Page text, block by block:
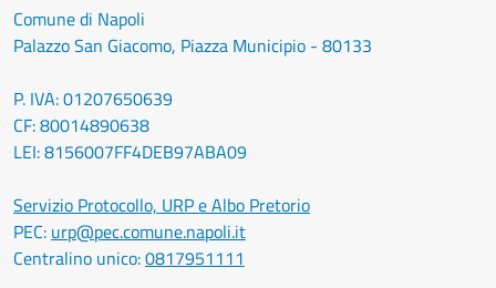
Comune di Napoli
Palazzo San Giacomo, Piazza Municipio - 80133
P. IVA: 01207650639
CF: 80014890638
LEI: 8156007FF4DEB97ABA09
Servizio Protocollo, URP e Albo Pretorio
PEC: urp@pec.comune.napoli.it
Centralino unico:0817951111